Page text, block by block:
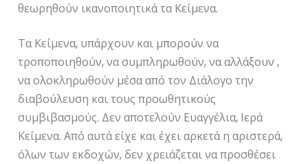
θεωρηθούν ικανοποιητικά τα Κείμενα.
Τα Κείμενα, υπάρχουν και μπορούν να
τροποποιηθούν, να συμπληρωθούν, να αλλάξουν ,
να ολοκληρωθούν μέσα από τον Διάλογο την
διαβούλευση και τους προωθητικούς
συμβιβασμούς. Δεν αποτελούν Ευαγγέλια, Ιερά
Κείμενα. Από αυτά είχε και έχει αρκετά η αριστερά,
όλων των εκδοχών, δεν χρειάζεται να προσθέσει